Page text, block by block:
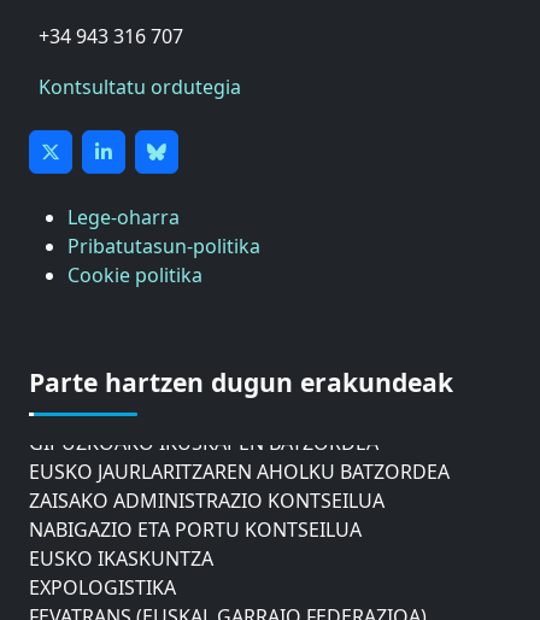
+34 943 316 707
Kontsultatu ordutegia
Lege-oharra
Pribatutasun-politika
Cookie politika
Parte hartzen dugun erakundeak
DONOSTIAKO UDALEKO MUGIKORTASUNERAKO
EUSKO JAURLARITZAREN AHOLKU BATZORDEA
ZAISAKO ADMINISTRAZIO KONTSEILUA
NABIGAZIO ETA PORTU KONTSEILUA
EUSKO IKASKUNTZA
EXPOLOGISTIKA
FEVATRANS (EUSKAL GARRAIO FEDERAZIOA)